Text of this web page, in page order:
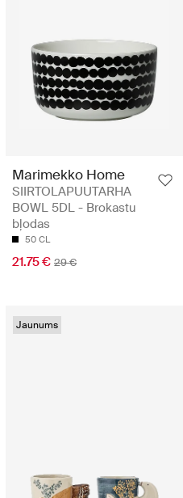
Marimekko Home
SIIRTOLAPUUTARHA
BOWL 5DL - Brokastu
bļodas
50 CL
21.75 € 29 €
Jaunums